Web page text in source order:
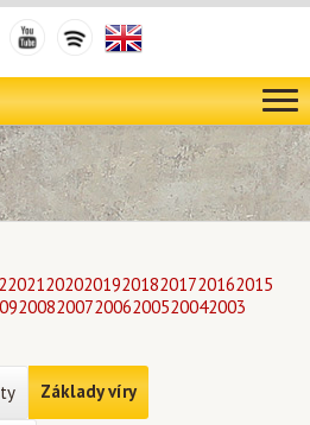
2021202020192018201720162015
200820072006200520042003
Základy víry